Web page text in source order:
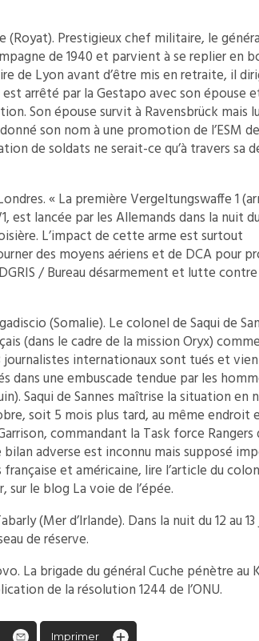
(Royat). Prestigieux chef militaire, le
de 1940 et parvient à se replier en
de Lyon avant d’être mis en retraite, il
arrêté par la Gestapo avec son épouse
Son épouse survit à Ravensbrück mais
son nom à une promotion de l’ESM
de soldats ne serait-ce qu’à travers sa
« La première Vergeltungswaffe 1
est lancée par les Allemands dans la nuit du
L’impact de cette arme est surtout
des moyens aériens et de DCA pour
/ Bureau désarmement et lutte
(Somalie). Le colonel de Saqui de
(dans le cadre de la mission Oryx)
internationaux sont tués et
dans une embuscade tendue par les
Saqui de Sannes maîtrise la situation en
soit 5 mois plus tard, au même endroit
commandant la Task force
adverse est inconnu mais supposé
et américaine, lire l’article du
sur le blog La voie de l’épée.
(Mer d’Irlande). Dans la nuit du 12 au
de réserve.
La brigade du général Cuche pénètre au
de la résolution 1244 de l’ONU.
Imprimer